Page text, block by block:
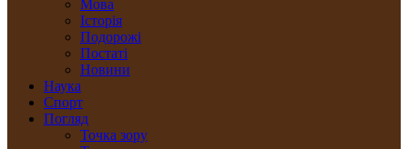
Мова
Історія
Подорожі
Постаті
Новини
Наука
Спорт
Погляд
Точка зору